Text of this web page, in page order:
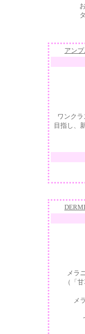
お肌に
ターンオ
アン
ワンク
目指し、
メラ
（「
メラニ